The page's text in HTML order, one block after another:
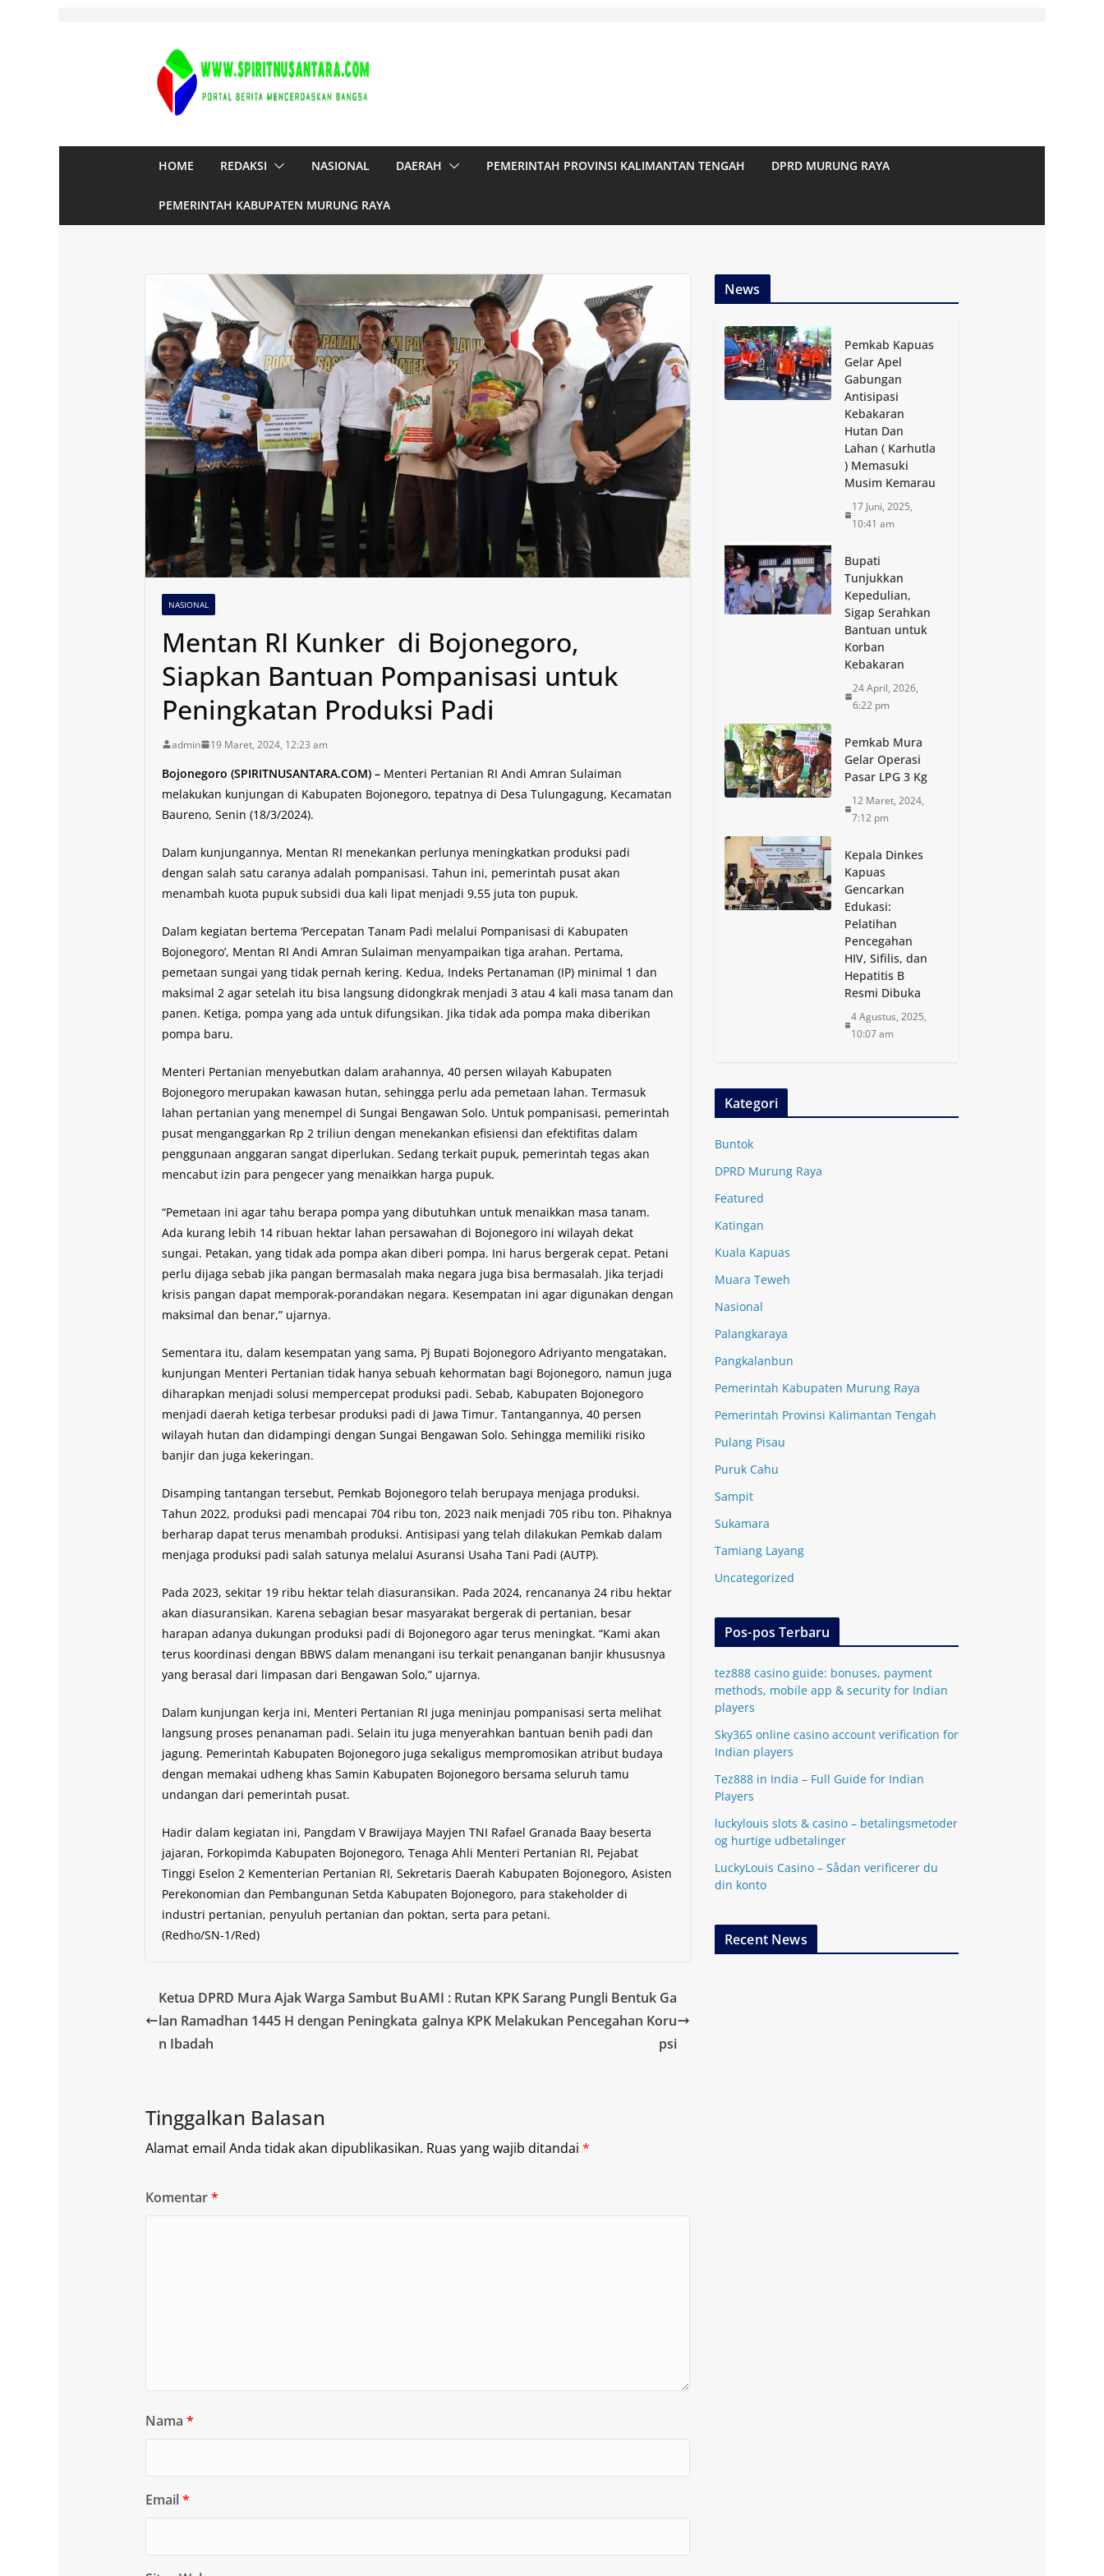
HOME REDAKSI NASIONAL DAERAH PEMERINTAH PROVINSI KALIMANTAN TENGAH DPRD MURUNG RAYA
PEMERINTAH KABUPATEN MURUNG RAYA
NASIONAL
Mentan RI Kunker di Bojonegoro,
Siapkan Bantuan Pompanisasi untuk
Peningkatan Produksi Padi
admin 19 Maret, 2024, 12:23 am
Bojonegoro (SPIRITNUSANTARA.COM) – Menteri Pertanian RI Andi Amran Sulaiman
melakukan kunjungan di Kabupaten Bojonegoro, tepatnya di Desa Tulungagung, Kecamatan
Baureno, Senin (18/3/2024).
Dalam kunjungannya, Mentan RI menekankan perlunya meningkatkan produksi padi
dengan salah satu caranya adalah pompanisasi. Tahun ini, pemerintah pusat akan
menambah kuota pupuk subsidi dua kali lipat menjadi 9,55 juta ton pupuk.
Dalam kegiatan bertema ‘Percepatan Tanam Padi melalui Pompanisasi di Kabupaten
Bojonegoro’, Mentan RI Andi Amran Sulaiman menyampaikan tiga arahan. Pertama,
pemetaan sungai yang tidak pernah kering. Kedua, Indeks Pertanaman (IP) minimal 1 dan
maksimal 2 agar setelah itu bisa langsung didongkrak menjadi 3 atau 4 kali masa tanam dan
panen. Ketiga, pompa yang ada untuk difungsikan. Jika tidak ada pompa maka diberikan
pompa baru.
Menteri Pertanian menyebutkan dalam arahannya, 40 persen wilayah Kabupaten
Bojonegoro merupakan kawasan hutan, sehingga perlu ada pemetaan lahan. Termasuk
lahan pertanian yang menempel di Sungai Bengawan Solo. Untuk pompanisasi, pemerintah
pusat menganggarkan Rp 2 triliun dengan menekankan efisiensi dan efektifitas dalam
penggunaan anggaran sangat diperlukan. Sedang terkait pupuk, pemerintah tegas akan
mencabut izin para pengecer yang menaikkan harga pupuk.
“Pemetaan ini agar tahu berapa pompa yang dibutuhkan untuk menaikkan masa tanam.
Ada kurang lebih 14 ribuan hektar lahan persawahan di Bojonegoro ini wilayah dekat
sungai. Petakan, yang tidak ada pompa akan diberi pompa. Ini harus bergerak cepat. Petani
perlu dijaga sebab jika pangan bermasalah maka negara juga bisa bermasalah. Jika terjadi
krisis pangan dapat memporak-porandakan negara. Kesempatan ini agar digunakan dengan
maksimal dan benar,” ujarnya.
Sementara itu, dalam kesempatan yang sama, Pj Bupati Bojonegoro Adriyanto mengatakan,
kunjungan Menteri Pertanian tidak hanya sebuah kehormatan bagi Bojonegoro, namun juga
diharapkan menjadi solusi mempercepat produksi padi. Sebab, Kabupaten Bojonegoro
menjadi daerah ketiga terbesar produksi padi di Jawa Timur. Tantangannya, 40 persen
wilayah hutan dan didampingi dengan Sungai Bengawan Solo. Sehingga memiliki risiko
banjir dan juga kekeringan.
Disamping tantangan tersebut, Pemkab Bojonegoro telah berupaya menjaga produksi.
Tahun 2022, produksi padi mencapai 704 ribu ton, 2023 naik menjadi 705 ribu ton. Pihaknya
berharap dapat terus menambah produksi. Antisipasi yang telah dilakukan Pemkab dalam
menjaga produksi padi salah satunya melalui Asuransi Usaha Tani Padi (AUTP).
Pada 2023, sekitar 19 ribu hektar telah diasuransikan. Pada 2024, rencananya 24 ribu hektar
akan diasuransikan. Karena sebagian besar masyarakat bergerak di pertanian, besar
harapan adanya dukungan produksi padi di Bojonegoro agar terus meningkat. “Kami akan
terus koordinasi dengan BBWS dalam menangani isu terkait penanganan banjir khususnya
yang berasal dari limpasan dari Bengawan Solo,” ujarnya.
Dalam kunjungan kerja ini, Menteri Pertanian RI juga meninjau pompanisasi serta melihat
langsung proses penanaman padi. Selain itu juga menyerahkan bantuan benih padi dan
jagung. Pemerintah Kabupaten Bojonegoro juga sekaligus mempromosikan atribut budaya
dengan memakai udheng khas Samin Kabupaten Bojonegoro bersama seluruh tamu
undangan dari pemerintah pusat.
Hadir dalam kegiatan ini, Pangdam V Brawijaya Mayjen TNI Rafael Granada Baay beserta
jajaran, Forkopimda Kabupaten Bojonegoro, Tenaga Ahli Menteri Pertanian RI, Pejabat
Tinggi Eselon 2 Kementerian Pertanian RI, Sekretaris Daerah Kabupaten Bojonegoro, Asisten
Perekonomian dan Pembangunan Setda Kabupaten Bojonegoro, para stakeholder di
industri pertanian, penyuluh pertanian dan poktan, serta para petani.
(Redho/SN-1/Red)
Ketua DPRD Mura Ajak Warga Sambut Bu
lan Ramadhan 1445 H dengan Peningkata
n Ibadah
AMI : Rutan KPK Sarang Pungli Bentuk Ga
galnya KPK Melakukan Pencegahan Koru
psi
Tinggalkan Balasan
Alamat email Anda tidak akan dipublikasikan. Ruas yang wajib ditandai *
Komentar*
Nama *
Email*
News
Pemkab Kapuas
Gelar Apel
Gabungan
Antisipasi
Kebakaran
Hutan Dan
Lahan ( Karhutla
) Memasuki
Musim Kemarau
17 Juni, 2025,
10:41 am
Bupati
Tunjukkan
Kepedulian,
Sigap Serahkan
Bantuan untuk
Korban
Kebakaran
24 April, 2026,
6:22 pm
Pemkab Mura
Gelar Operasi
Pasar LPG 3 Kg
12 Maret, 2024,
7:12 pm
Kepala Dinkes
Kapuas
Gencarkan
Edukasi:
Pelatihan
Pencegahan
HIV, Sifilis, dan
Hepatitis B
Resmi Dibuka
4 Agustus, 2025,
10:07 am
Kategori
Buntok
DPRD Murung Raya
Featured
Katingan
Kuala Kapuas
Muara Teweh
Nasional
Palangkaraya
Pangkalanbun
Pemerintah Kabupaten Murung Raya
Pemerintah Provinsi Kalimantan Tengah
Pulang Pisau
Puruk Cahu
Sampit
Sukamara
Tamiang Layang
Uncategorized
Pos-pos Terbaru
tez888 casino guide: bonuses, payment
methods, mobile app & security for Indian
players
Sky365 online casino account verification for
Indian players
Tez888 in India – Full Guide for Indian
Players
luckylouis slots & casino – betalingsmetoder
og hurtige udbetalinger
LuckyLouis Casino – Sådan verificerer du
din konto
Recent News